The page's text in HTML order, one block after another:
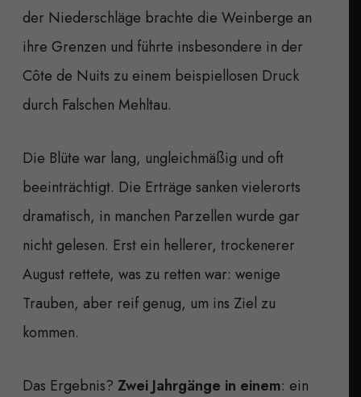
der Niederschläge brachte die Weinberge an
ihre Grenzen und führte insbesondere in der
Côte de Nuits zu einem beispiellosen Druck
durch Falschen Mehltau.
Die Blüte war lang, ungleichmäßig und oft
beeinträchtigt. Die Erträge sanken vielerorts
dramatisch, in manchen Parzellen wurde gar
nicht gelesen. Erst ein hellerer, trockenerer
August rettete, was zu retten war: wenige
Trauben, aber reif genug, um ins Ziel zu
kommen.
Das Ergebnis? Zwei Jahrgänge in einem: ein